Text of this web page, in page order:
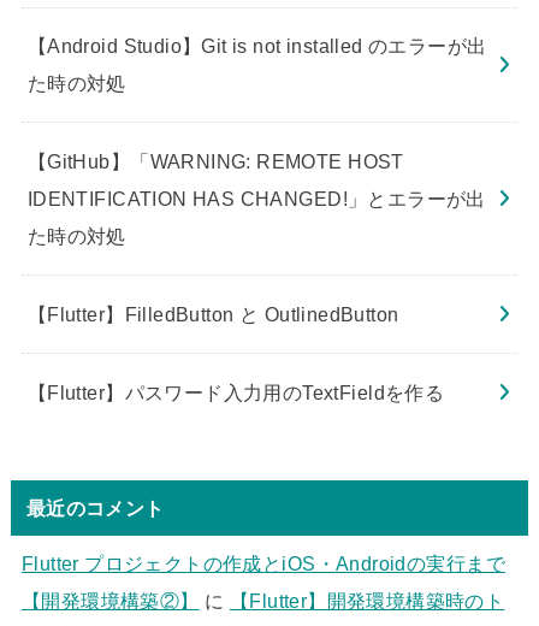
【Android Studio】Git is not installed のエラーが出
た時の対処
【GitHub】「WARNING: REMOTE HOST
IDENTIFICATION HAS CHANGED!」とエラーが出
た時の対処
【Flutter】FilledButton と OutlinedButton
【Flutter】パスワード入力用のTextFieldを作る
最近のコメント
Flutter プロジェクトの作成とiOS・Androidの実行まで
【開発環境構築②】
に
【Flutter】開発環境構築時のト